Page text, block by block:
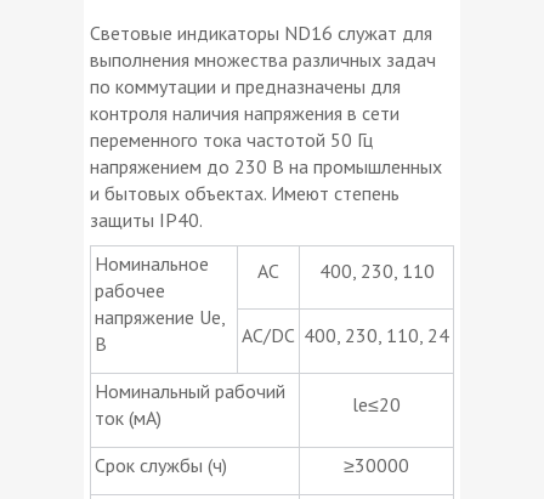
Световые индикаторы ND16 служат для
выполнения множества различных задач
по коммутации и предназначены для
контроля наличия напряжения в сети
переменного тока частотой 50 Гц
напряжением до 230 В на промышленных
и бытовых объектах. Имеют степень
защиты IP40.
Номинальное
рабочее
напряжение Ue,
В
АС 400, 230, 110
AC/DC 400, 230, 110, 24
Номинальный рабочий
ток (мА)
le≤20
Срок службы (ч)
≥30000